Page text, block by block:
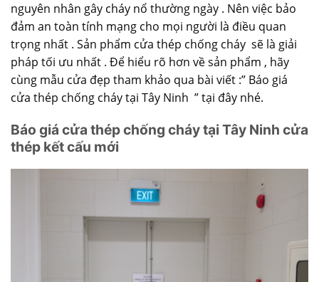
nguyên nhân gây cháy nổ thường ngày . Nên việc bảo
đảm an toàn tính mạng cho mọi người là điều quan
trọng nhất . Sản phẩm cửa thép chống cháy sẽ là giải
pháp tối ưu nhất . Để hiểu rõ hơn về sản phẩm , hãy
cùng mẫu cửa đẹp tham khảo qua bài viết :” Báo giá
cửa thép chống cháy tại Tây Ninh ” tại đây nhé.
Báo giá cửa thép chống cháy tại Tây Ninh cửa
thép kết cấu mới